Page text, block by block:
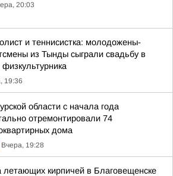
20:03
и теннисистка: молодожены-
из Тынды сыграли свадьбу в
19:36
области с начала года
отремонтировали 74
дома
Вчера, 19:28
кирпичей в Благовещенске